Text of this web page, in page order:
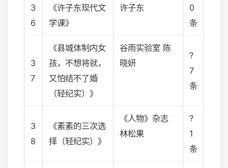
3
6
《许子东现代文
学课》
许子东
0
条
3
7
《县城体制内女
孩，不想将就，
又怕结不了婚
（轻纪实）》
谷雨实验室 陈
晓妍
?
7
条
3
8
《素素的三次选
择（轻纪实）》
《人物》杂志
林松果
?
1
条